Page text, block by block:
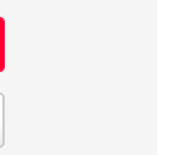
ン画面へ遷移します